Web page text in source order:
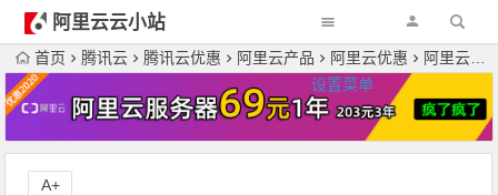
阿里云云小站
设置菜单
首页 腾讯云 腾讯云优惠 阿里云产品 阿里云优惠 阿里云服务器新人特惠价格表，限时特惠及六代云服务器最新活动价格
A+